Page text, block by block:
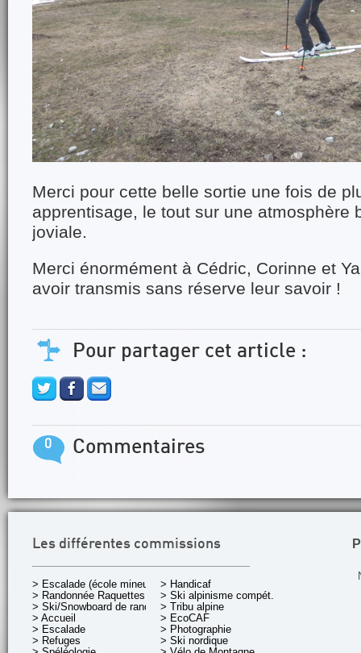
Merci pour cette belle sortie une fois de
apprentisage, le tout sur une atmosphère
joviale.
Merci énormément à Cédric, Corinne et
avoir transmis sans réserve leur savoir !
Pour partager cet article :
0 Commentaires
Les différentes commissions
> Escalade (école mineurs)
> Randonnée Raquettes
> Ski/Snowboard de rando.
> Accueil
> Escalade
> Refuges
> Handicaf
> Ski alpinisme compét.
> Tribu alpine
> EcoCAF
> Photographie
> Ski nordique